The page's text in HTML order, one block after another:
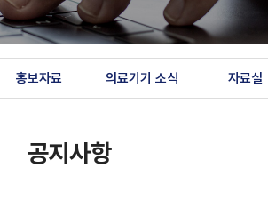
홍보자료 의료기기 소식 자료실
공지사항